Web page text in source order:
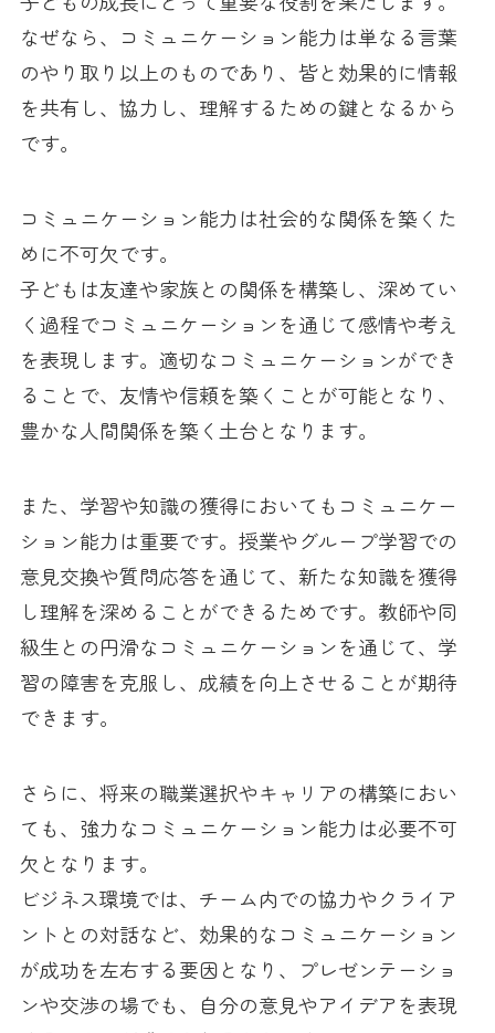
なぜなら、コミュニケーション能力は単なる言葉
のやり取り以上のものであり、皆と効果的に情報
を共有し、協力し、理解するための鍵となるから
です。
コミュニケーション能力は社会的な関係を築くた
めに不可欠です。
子どもは友達や家族との関係を構築し、深めてい
く過程でコミュニケーションを通じて感情や考え
を表現します。適切なコミュニケーションができ
ることで、友情や信頼を築くことが可能となり、
豊かな人間関係を築く土台となります。
また、学習や知識の獲得においてもコミュニケー
ション能力は重要です。授業やグループ学習での
意見交換や質問応答を通じて、新たな知識を獲得
し理解を深めることができるためです。教師や同
級生との円滑なコミュニケーションを通じて、学
習の障害を克服し、成績を向上させることが期待
できます。
さらに、将来の職業選択やキャリアの構築におい
ても、強力なコミュニケーション能力は必要不可
欠となります。
ビジネス環境では、チーム内での協力やクライア
ントとの対話など、効果的なコミュニケーション
が成功を左右する要因となり、プレゼンテーショ
ンや交渉の場でも、自分の意見やアイデアを表現